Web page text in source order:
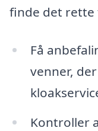
finde det rette
Få
venner,
Kontroller